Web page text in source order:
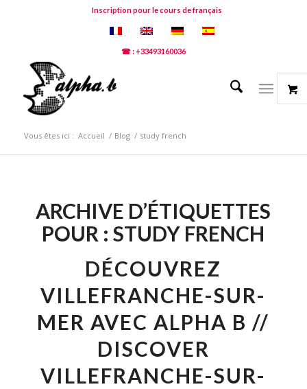
Inscription pour le cours de français
☎ : +33493160036
Vous êtes ici : Accueil / Blog / study french
ARCHIVE D’ÉTIQUETTES
POUR :STUDY FRENCH
DÉCOUVREZ
VILLEFRANCHE-SUR-
MER AVEC ALPHA B //
DISCOVER
VILLEFRANCHE-SUR-